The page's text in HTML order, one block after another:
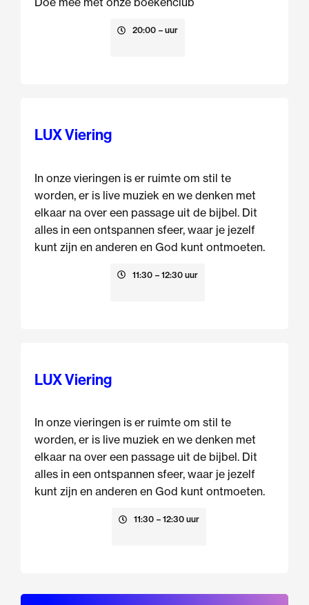
20:00 – uur
LUX Viering
In onze vieringen is er ruimte om stil te
worden, er is live muziek en we denken met
elkaar na over een passage uit de bijbel. Dit
alles in een ontspannen sfeer, waar je jezelf
kunt zijn en anderen en God kunt ontmoeten.
11:30 – 12:30 uur
LUX Viering
In onze vieringen is er ruimte om stil te
worden, er is live muziek en we denken met
elkaar na over een passage uit de bijbel. Dit
alles in een ontspannen sfeer, waar je jezelf
kunt zijn en anderen en God kunt ontmoeten.
11:30 – 12:30 uur